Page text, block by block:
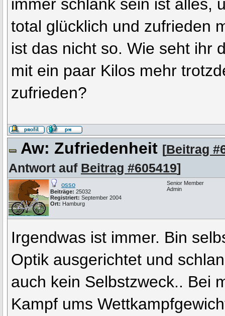
immer schlank sein ist alles,
total glücklich und zufrieden
ist das nicht so. Wie seht ihr
mit ein paar Kilos mehr
zufrieden?
Aw: Zufriedenheit [Beitrag
Antwort auf Beitrag #605419]
osso
Beiträge: 25032
Registriert: September 2004
Ort: Hamburg
Senior Member
Admin
Irgendwas ist immer. Bin
Optik ausgerichtet und
auch kein Selbstzweck.. Bei
Kampf ums